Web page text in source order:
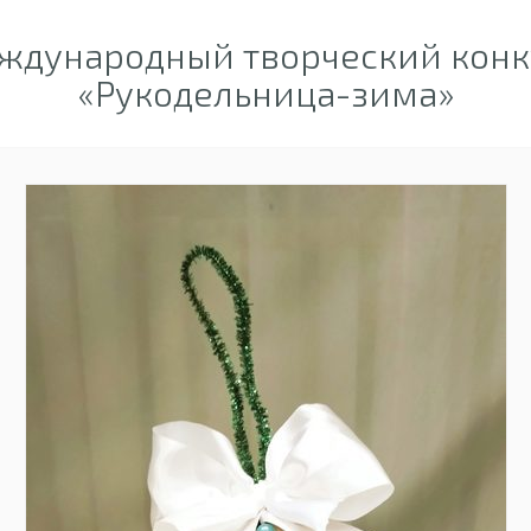
творческий
«Рукодельница-зима»